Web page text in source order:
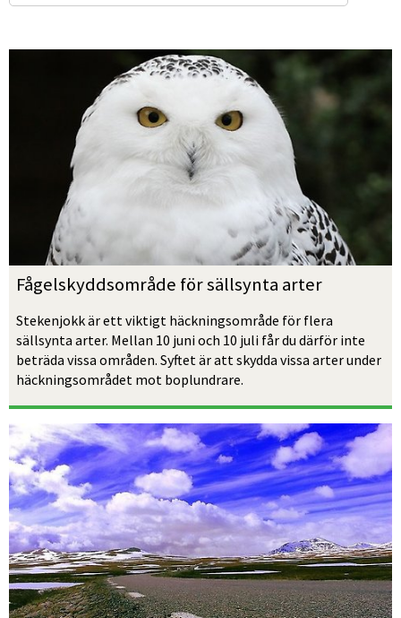
Fågelskyddsområde för sällsynta arter
Stekenjokk är ett viktigt häckningsområde för flera
sällsynta arter. Mellan 10 juni och 10 juli får du därför inte
beträda vissa områden. Syftet är att skydda vissa arter under
häckningsområdet mot boplundrare.